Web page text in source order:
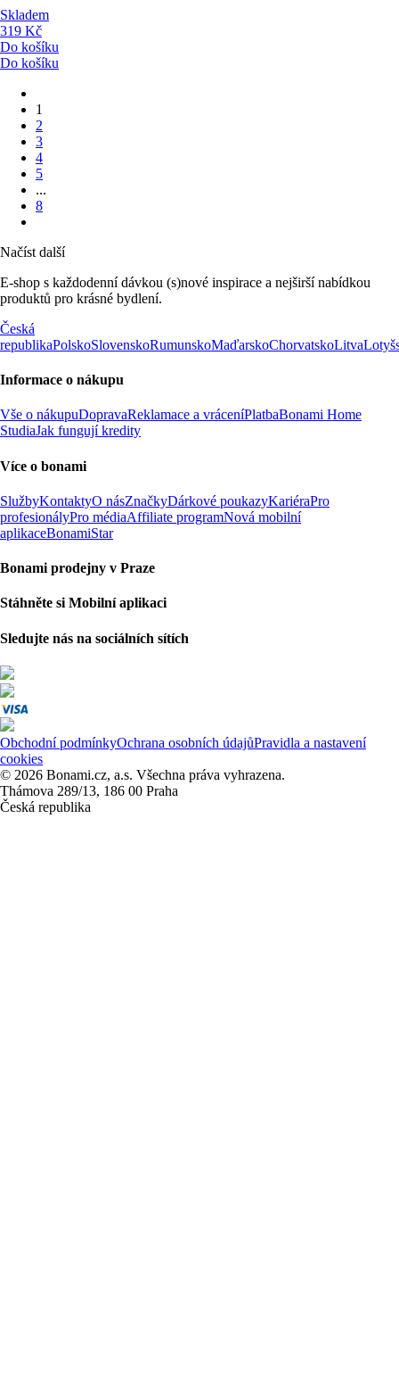
Skladem
319 Kč
Do košíku
Do košíku
1
2
3
4
5
...
8
Načíst další
E-shop s každodenní dávkou (s)nové inspirace a nejširší nabídkou
produktů pro krásné bydlení.
Česká
republikaPolskoSlovenskoRumunskoMaďarskoChorvatskoLitva
Informace o nákupu
Vše o nákupuDopravaReklamace a vráceníPlatbaBonami Home
StudiaJak fungují kredity
Více o bonami
SlužbyKontaktyO násZnačkyDárkové poukazyKariéraPro
profesionályPro médiaAffiliate programNová mobilní
aplikaceBonamiStar
Bonami prodejny v Praze
Stáhněte si Mobilní aplikaci
Sledujte nás na sociálních sítích
Obchodní podmínkyOchrana osobních údajůPravidla a nastavení
cookies
© 2026 Bonami.cz, a.s. Všechna práva vyhrazena.
Thámova 289/13, 186 00 Praha
Česká republika